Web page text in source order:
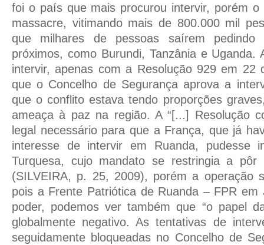
foi o país que mais procurou intervir, porém
massacre, vitimando mais de 800.000 mil
que milhares de pessoas saírem pedindo
próximos, como Burundi, Tanzânia e Uganda.
intervir, apenas com a Resolução 929 em 22
que o Concelho de Segurança aprova a
que o conflito estava tendo proporções
ameaça à paz na região. A “[...] Resolução
legal necessário para que a França, que já
interesse de intervir em Ruanda, pudesse
Turquesa, cujo mandato se restringia a pôr
(SILVEIRA, p. 25, 2009), porém a operação
pois a Frente Patriótica de Ruanda – FPR em
poder, podemos ver também que “o papel
globalmente negativo. As tentativas de
seguidamente bloqueadas no Concelho de